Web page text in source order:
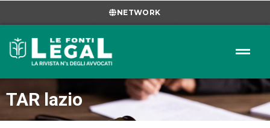
NETWORK
TAR lazio